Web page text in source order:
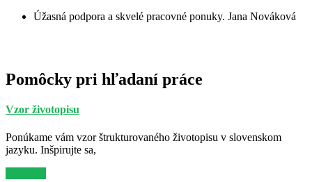
Úžasná podpora a skvelé pracovné ponuky. Jana Nováková
Pomôcky pri hľadaní práce
Vzor životopisu
Ponúkame vám vzor štrukturovaného životopisu v slovenskom
jazyku. Inšpirujte sa,